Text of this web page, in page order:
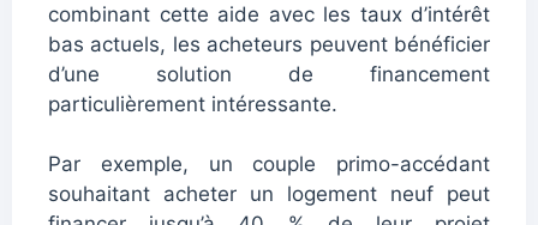
combinant cette aide avec les taux d’intérêt
bas actuels, les acheteurs peuvent bénéficier
d’une solution de financement
particulièrement intéressante.
Par exemple, un couple primo-accédant
souhaitant acheter un logement neuf peut